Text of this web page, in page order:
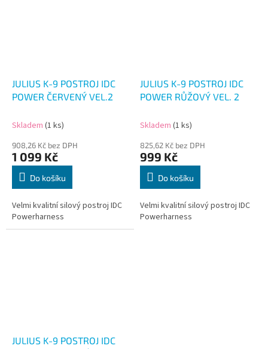
JULIUS K-9 POSTROJ IDC
POWER ČERVENÝ VEL.2
Skladem (1 ks)
908,26 Kč bez DPH
1 099 Kč
Do košíku
Velmi kvalitní silový postroj IDC
Powerharness
JULIUS K-9 POSTROJ IDC
POWER RŮŽOVÝ VEL. 2
Skladem (1 ks)
825,62 Kč bez DPH
999 Kč
Do košíku
Velmi kvalitní silový postroj IDC
Powerharness
JULIUS K-9 POSTROJ IDC